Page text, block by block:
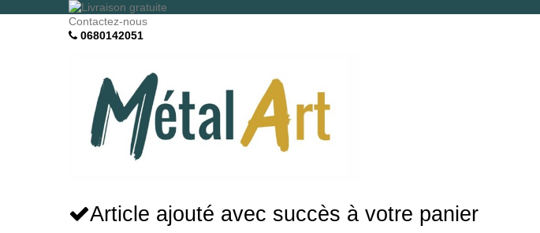
Contactez-nous
0680142051
Article ajouté avec succès à votre panier